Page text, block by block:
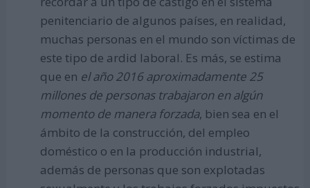
penitenciario de algunos países, en realidad,
muchas personas en el mundo son víctimas de
este tipo de ardid laboral. Es más, se estima
que en el año 2016 aproximadamente 25
millones de personas trabajaron en algún
momento de manera forzada, bien sea en el
ámbito de la construcción, del empleo
doméstico o en la producción industrial,
además de personas que son explotadas